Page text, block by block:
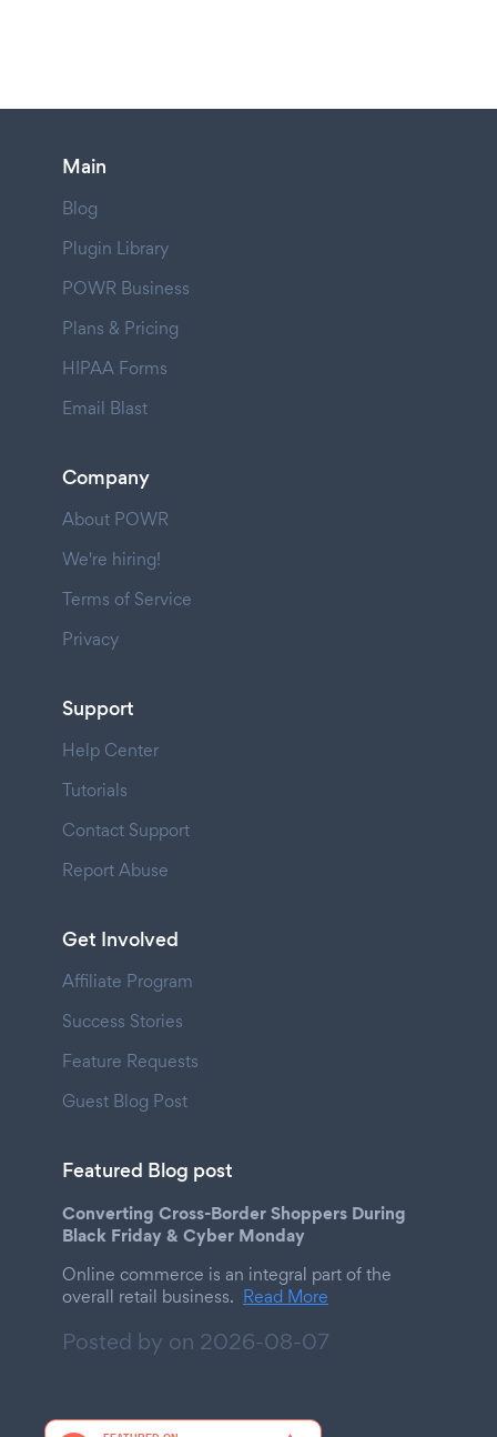
Main
Blog
Plugin Library
POWR Business
Plans & Pricing
HIPAA Forms
Email Blast
Company
About POWR
We're hiring!
Terms of Service
Privacy
Support
Help Center
Tutorials
Contact Support
Report Abuse
Get Involved
Affiliate Program
Success Stories
Feature Requests
Guest Blog Post
Featured Blog post
Converting Cross-Border Shoppers During
Black Friday & Cyber Monday
Online commerce is an integral part of the
overall retail business. Read More
Posted by on 2026-08-07